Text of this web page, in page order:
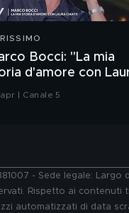
Bocci: "La mia
d'amore con
| Canale 5
- Sede legale:
Rispetto ai
automatizzati di data